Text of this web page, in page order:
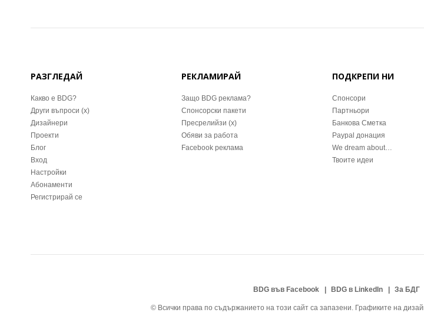
РАЗГЛЕДАЙ
Какво е BDG?
Други въпроси (x)
Дизайнери
Проекти
Блог
Вход
Настройки
Абонаменти
Регистрирай се
РЕКЛАМИРАЙ
Защо BDG реклама?
Спонсорски пакети
Пресрелийзи (x)
Обяви за работа
Facebook реклама
ПОДКРЕПИ НИ
Спонсори
Партньори
Банкова Сметка
Paypal донация
We dream about…
Твоите идеи
BDG във Facebook BDG в LinkedIn За БДГ
© Всички права по съдържанието на този сайт са запазени. Графиките на